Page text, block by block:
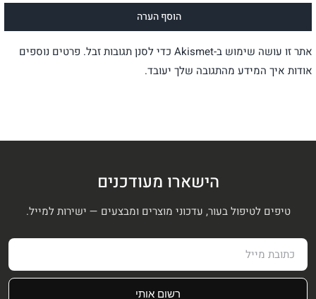
אתר זו עושה שימוש ב-Akismet כדי לסנן תגובות זבל.
פרטים נוספים
אודות איך המידע מהתגובה שלך יעובד.
הישארו מעודכנים
טיפים לטיפול בעור, עדכוני מוצרים ומבצעים — ישירות למייל.
רשום אותי